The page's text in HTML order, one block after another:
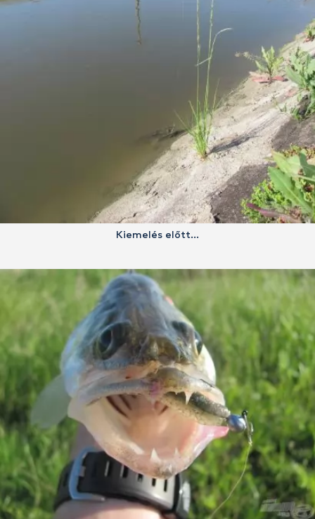
Kiemelés előtt…